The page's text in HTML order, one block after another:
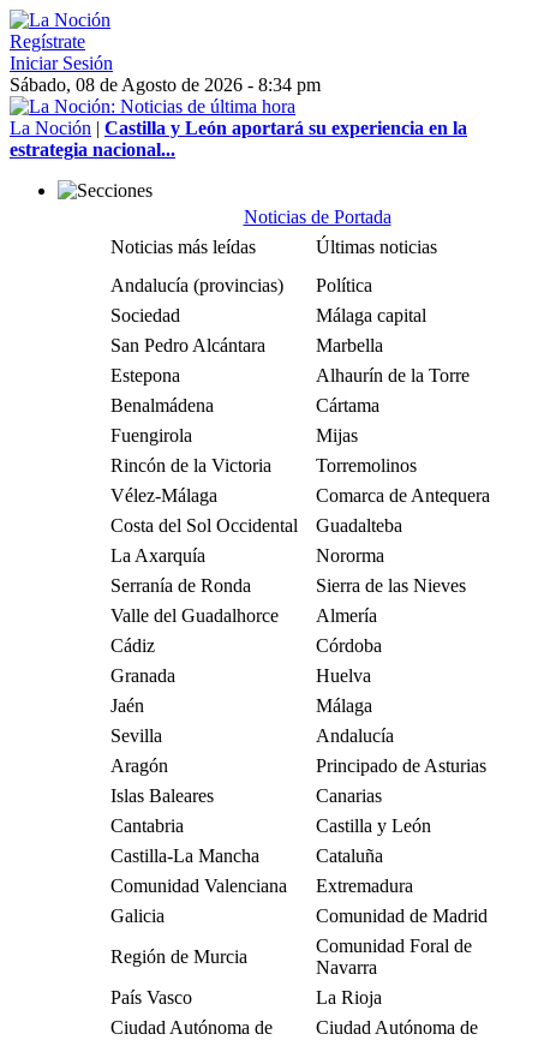
Regístrate
Iniciar Sesión
Sábado, 08 de Agosto de 2026 - 8:34 pm
La Noción | Castilla y León aportará su experiencia en la
estrategia nacional...
Noticias de Portada
Noticias más leídas
Últimas noticias
Andalucía (provincias)
Política
Sociedad
Málaga capital
San Pedro Alcántara
Marbella
Estepona
Alhaurín de la Torre
Benalmádena
Cártama
Fuengirola
Mijas
Rincón de la Victoria
Torremolinos
Vélez-Málaga
Comarca de Antequera
Costa del Sol Occidental
Guadalteba
La Axarquía
Nororma
Serranía de Ronda
Sierra de las Nieves
Valle del Guadalhorce
Almería
Cádiz
Córdoba
Granada
Huelva
Jaén
Málaga
Sevilla
Andalucía
Aragón
Principado de Asturias
Islas Baleares
Canarias
Cantabria
Castilla y León
Castilla-La Mancha
Cataluña
Comunidad Valenciana
Extremadura
Galicia
Comunidad de Madrid
Región de Murcia
Comunidad Foral de
Navarra
País Vasco
La Rioja
Ciudad Autónoma de
Ciudad Autónoma de